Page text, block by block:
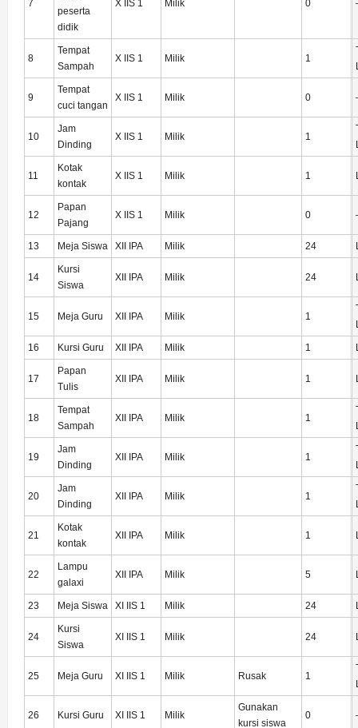
7
peserta
didik
X IIS 1 Milik 0
8
Tempat
Sampah
X IIS 1 Milik 1
9
Tempat
cuci tangan
X IIS 1 Milik 0
10
Jam
Dinding
X IIS 1 Milik 1
11
Kotak
kontak
X IIS 1 Milik 1
12
Papan
Pajang
X IIS 1 Milik 0
13 Meja Siswa XII IPA Milik 24
14
Kursi
Siswa
XII IPA Milik 24
15 Meja Guru XII IPA Milik 1
16 Kursi Guru XII IPA Milik 1
17
Papan
Tulis
XII IPA Milik 1
18
Tempat
Sampah
XII IPA Milik 1
19
Jam
Dinding
XII IPA Milik 1
20
Jam
Dinding
XII IPA Milik 1
21
Kotak
kontak
XII IPA Milik 1
22
Lampu
galaxi
XII IPA Milik 5
23 Meja Siswa XI IIS 1 Milik 24
24
Kursi
Siswa
XI IIS 1 Milik 24
25 Meja Guru XI IIS 1 Milik Rusak 1
26 Kursi Guru XI IIS 1 Milik
Gunakan
kursi siswa
0